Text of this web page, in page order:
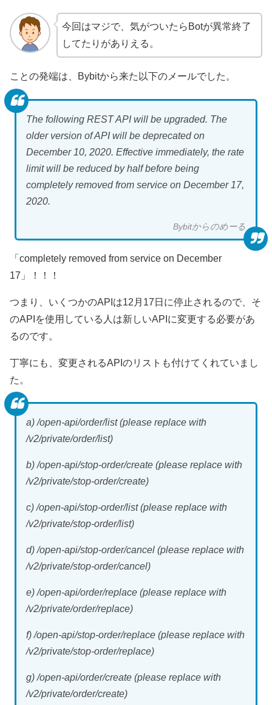
今回はマジで、気がついたらBotが異常終了
してたりがありえる。
ことの発端は、Bybitから来た以下のメールでした。
The following REST API will be upgraded. The
older version of API will be deprecated on
December 10, 2020. Effective immediately, the rate
limit will be reduced by half before being
completely removed from service on December 17,
2020.
Bybitからのめーる
「completely removed from service on December
17」！！！
つまり、いくつかのAPIは12月17日に停止されるので、そ
のAPIを使用している人は新しいAPIに変更する必要があ
るのです。
丁寧にも、変更されるAPIのリストも付けてくれていまし
た。
a) /open-api/order/list (please replace with
/v2/private/order/list)
b) /open-api/stop-order/create (please replace with
/v2/private/stop-order/create)
c) /open-api/stop-order/list (please replace with
/v2/private/stop-order/list)
d) /open-api/stop-order/cancel (please replace with
/v2/private/stop-order/cancel)
e) /open-api/order/replace (please replace with
/v2/private/order/replace)
f) /open-api/stop-order/replace (please replace with
/v2/private/stop-order/replace)
g) /open-api/order/create (please replace with
/v2/private/order/create)